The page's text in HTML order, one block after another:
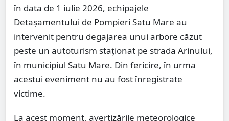
în data de 1 iulie 2026, echipajele
Detașamentului de Pompieri Satu Mare au
intervenit pentru degajarea unui arbore căzut
peste un autoturism staționat pe strada Arinului,
în municipiul Satu Mare. Din fericire, în urma
acestui eveniment nu au fost înregistrate
victime.
La acest moment, avertizările meteorologice